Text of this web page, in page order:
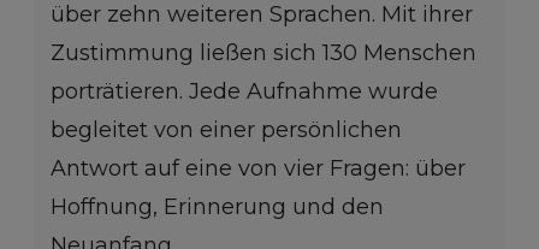
über zehn weiteren Sprachen. Mit ihrer
Zustimmung ließen sich 130 Menschen
porträtieren. Jede Aufnahme wurde
begleitet von einer persönlichen
Antwort auf eine von vier Fragen: über
Hoffnung, Erinnerung und den